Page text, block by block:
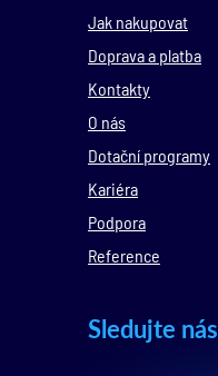
Jak nakupovat
Doprava a platba
Kontakty
O nás
Dotační programy
Kariéra
Podpora
Reference
Sledujte nás